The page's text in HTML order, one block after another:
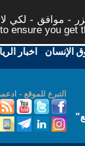
- موافق - لكي
ensure you get
الإنسان - اخبار
التبرع للموقع -
"